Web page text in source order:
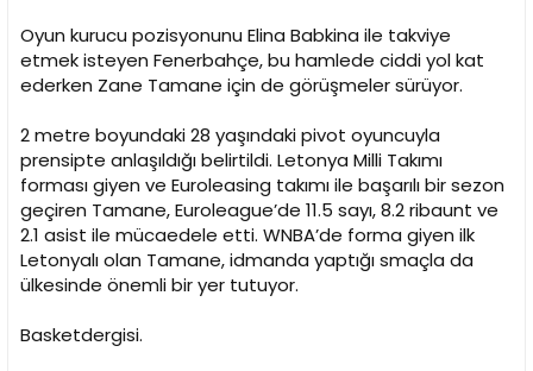
Oyun kurucu pozisyonunu Elina Babkina ile takviye
etmek isteyen Fenerbahçe, bu hamlede ciddi yol kat
ederken Zane Tamane için de görüşmeler sürüyor.
2 metre boyundaki 28 yaşındaki pivot oyuncuyla
prensipte anlaşıldığı belirtildi. Letonya Milli Takımı
forması giyen ve Euroleasing takımı ile başarılı bir sezon
geçiren Tamane, Euroleague’de 11.5 sayı, 8.2 ribaunt ve
2.1 asist ile mücaedele etti. WNBA’de forma giyen ilk
Letonyalı olan Tamane, idmanda yaptığı smaçla da
ülkesinde önemli bir yer tutuyor.
Basketdergisi.